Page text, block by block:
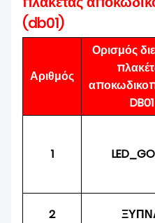
(db01)
Αριθμός
Ορισμός
DB01
1
2